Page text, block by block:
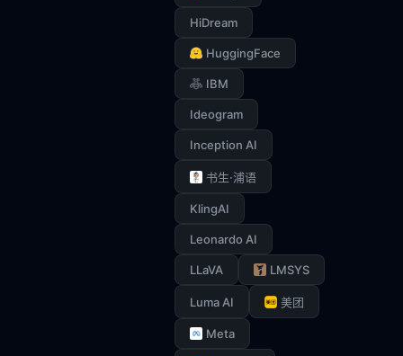
HiDream
HuggingFace
IBM
Ideogram
Inception AI
书生·浦语
KlingAI
Leonardo AI
LLaVA LMSYS
Luma AI 美团
Meta